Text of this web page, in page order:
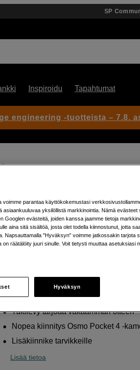
SP
Inspiroidu Tapahtumat
4
SmallRig 6009 Attachable Backplate Support
Osmo Pocket 4
Takakiinnike DJI Osmo
Tukilevy tarjoaa vakaamman otteen
Nopea kiinnitys Osmo Pocket 4 -
Lisäkiinnike tarvikkeille
Lisää tietoa
engineering -tuotteista – 7.8.
voimme parantaa käyttökokemustasi
asiaankuuluvaa yksilöllistä markkinointia. Nämä evästeet
Googlen evästeitä, joiden kanssa jaamme tietoja
aina sitä sisältöä, josta olet todella kiinnostunut, jotta
Napsauttamalla "Hyväksyn" voimme jatkossakin tarjota
räätälöity juuri sinulle. Voit tietysti muuttaa asetuksiasi
Hyväksyn